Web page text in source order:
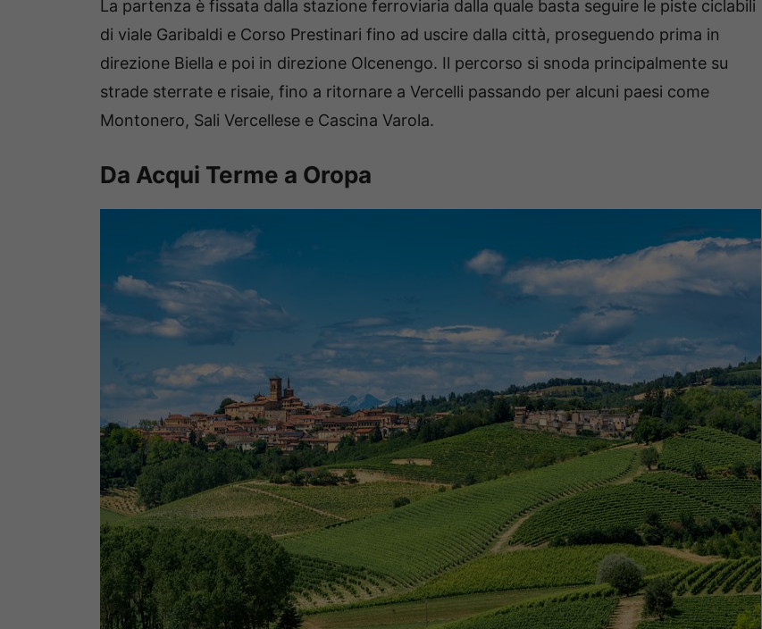
La partenza è fissata dalla stazione ferroviaria dalla quale basta seguire le piste ciclabili
di viale Garibaldi e Corso Prestinari fino ad uscire dalla città, proseguendo prima in
direzione Biella e poi in direzione Olcenengo. Il percorso si snoda principalmente su
strade sterrate e risaie, fino a ritornare a Vercelli passando per alcuni paesi come
Montonero, Sali Vercellese e Cascina Varola.
Da Acqui Terme a Oropa